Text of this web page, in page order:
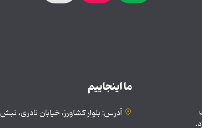
ما اینجاییم
آدرس: بلوار کشاورز، خیابان نادری، نبش